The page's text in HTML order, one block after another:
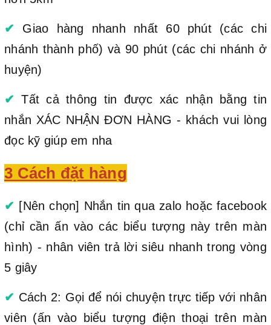
✔ Giao hàng nhanh nhất 60 phút (các chi
nhánh thành phố) và 90 phút (các chi nhánh ở
huyện)
✔ Tất cả thông tin được xác nhận bằng tin
nhắn XÁC NHẬN ĐƠN HÀNG - khách vui lòng
đọc kỹ giúp em nha
3 Cách đặt hàng
✔ [Nên chọn] Nhắn tin qua zalo hoặc facebook
(chỉ cần ấn vào các biểu tượng này trên màn
hình) - nhân viên trả lời siêu nhanh trong vòng
5 giây
✔ Cách 2: Gọi để nói chuyện trực tiếp với nhân
viên (ấn vào biểu tượng điện thoại trên màn